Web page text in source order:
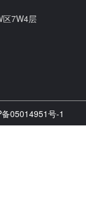
区7W4层
05014951号-1